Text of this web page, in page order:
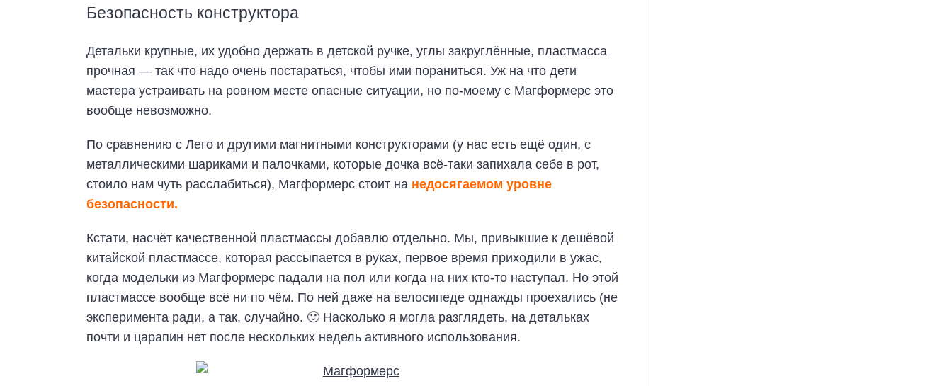
Безопасность конструктора
Детальки крупные, их удобно держать в детской ручке, углы закруглённые, пластмасса
прочная — так что надо очень постараться, чтобы ими пораниться. Уж на что дети
мастера устраивать на ровном месте опасные ситуации, но по-моему с Магформерс это
вообще невозможно.
По сравнению с Лего и другими магнитными конструкторами (у нас есть ещё один, с
металлическими шариками и палочками, которые дочка всё-таки запихала себе в рот,
стоило нам чуть расслабиться), Магформерс стоит на недосягаемом уровне
безопасности.
Кстати, насчёт качественной пластмассы добавлю отдельно. Мы, привыкшие к дешёвой
китайской пластмассе, которая рассыпается в руках, первое время приходили в ужас,
когда модельки из Магформерс падали на пол или когда на них кто-то наступал. Но этой
пластмассе вообще всё ни по чём. По ней даже на велосипеде однажды проехались (не
эксперимента ради, а так, случайно. 🙂 Насколько я могла разглядеть, на детальках
почти и царапин нет после нескольких недель активного использования.